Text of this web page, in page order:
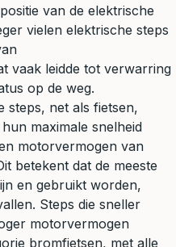
van de elektrische
vielen elektrische steps
vaak leidde tot verwarring
op de weg.
steps, net als fietsen,
maximale snelheid
motorvermogen van
betekent dat de meeste
en gebruikt worden,
Steps die sneller
motorvermogen
bromfietsen, met alle